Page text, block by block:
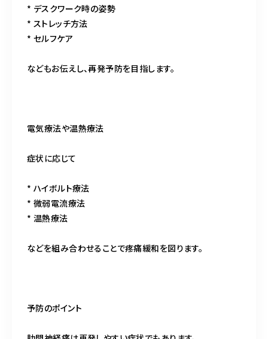
* デスクワーク時の姿勢
* ストレッチ方法
* セルフケア
などもお伝えし、再発予防を目指します。
電気療法や温熱療法
症状に応じて
* ハイボルト療法
* 微弱電流療法
* 温熱療法
などを組み合わせることで疼痛緩和を図ります。
予防のポイント